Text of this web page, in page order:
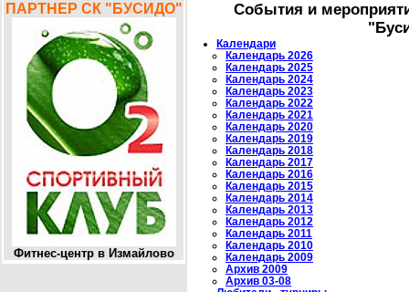
ПАРТНЕР СК "БУСИДО"
Фитнес-центр в Измайлово
События и
Календари
Календарь 2026
Календарь 2025
Календарь 2024
Календарь 2023
Календарь 2022
Календарь 2021
Календарь 2020
Календарь 2019
Календарь 2018
Календарь 2017
Календарь 2016
Календарь 2015
Календарь 2014
Календарь 2013
Календарь 2012
Календарь 2011
Календарь 2010
Календарь 2009
Архив 2009
Архив 03-08